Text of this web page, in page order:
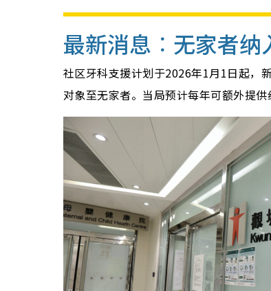
最新消息︰无家者
社区牙科支援计划于2026年1月1日起，
对象至无家者。当局预计每年可额外提